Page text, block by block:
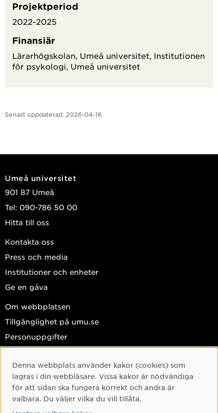
Projektperiod
2022-2025
Finansiär
Lärarhögskolan, Umeå universitet, Institutionen
för psykologi, Umeå universitet
Senast uppdaterad: 2026-04-16
Umeå universitet
901 87 Umeå
Tel: 090-786 50 00
Hitta till oss
Kontakta oss
Press och media
Institutioner och enheter
Ge en gåva
Om webbplatsen
Tillgänglighet på umu.se
Personuppgifter
Facebook
Instagram
TikTok
Cookie-samtycke
Denna webbplats använder kakor (cookies) som
lagras i din webbläsare. Vissa kakor är nödvändiga
för att sidan ska fungera korrekt och andra är
valbara. Du väljer vilka du vill tillåta.